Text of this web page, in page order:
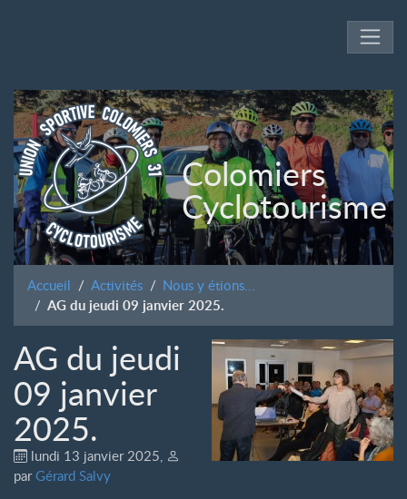
Colomiers
Cyclotourisme
Accueil Activités Nous y étions...
AG du jeudi 09 janvier 2025.
AG du jeudi
09 janvier
2025.
lundi 13 janvier 2025,
parGérard Salvy